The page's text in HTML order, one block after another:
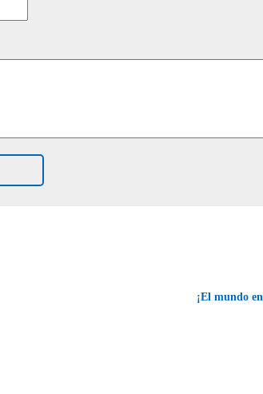
¡El mundo